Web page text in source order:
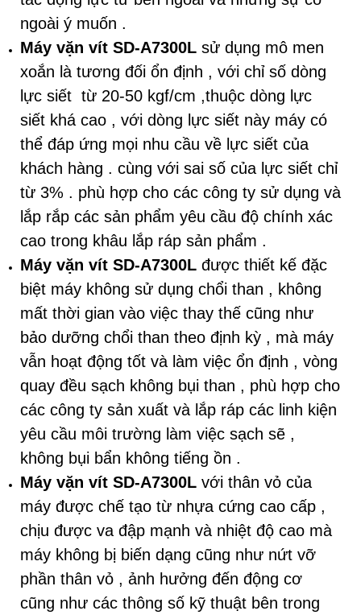
ngoài ý muốn .
Máy vặn vít SD-A7300L sử dụng mô men
xoắn là tương đối ổn định , với chỉ số dòng
lực siết từ 20-50 kgf/cm ,thuộc dòng lực
siết khá cao , với dòng lực siết này máy có
thể đáp ứng mọi nhu cầu về lực siết của
khách hàng . cùng với sai số của lực siết chỉ
từ 3% . phù hợp cho các công ty sử dụng và
lắp rắp các sản phẩm yêu cầu độ chính xác
cao trong khâu lắp ráp sản phẩm .
Máy vặn vít SD-A7300L được thiết kế đặc
biệt máy không sử dụng chổi than , không
mất thời gian vào việc thay thế cũng như
bảo dưỡng chổi than theo định kỳ , mà máy
vẫn hoạt động tốt và làm việc ổn định , vòng
quay đều sạch không bụi than , phù hợp cho
các công ty sản xuất và lắp ráp các linh kiện
yêu cầu môi trường làm việc sạch sẽ ,
không bụi bẩn không tiếng ồn .
Máy vặn vít SD-A7300L với thân vỏ của
máy được chế tạo từ nhựa cứng cao cấp ,
chịu được va đập mạnh và nhiệt độ cao mà
máy không bị biến dạng cũng như nứt vỡ
phần thân vỏ , ảnh hưởng đến động cơ
cũng như các thông số kỹ thuật bên trong